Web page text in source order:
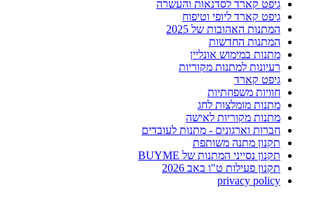
גיפט קארד לסדנאות והעשרה
גיפט קארד ליופי וטיפוח
המתנות האהובות של 2025
המתנות החדשות
מתנות במימוש אונליין
רעיונות למתנות מקוריות
גיפט קארד
חוויות משפחתיות
מתנות מומלצות לחג
מתנות מקוריות לאישה
חברות וארגונים - מתנות לעובדים
תקנון מתנה משותפת
תקנון נסייני המתנות של BUYME
תקנון פעילות ט"ו באב 2026
privacy policy